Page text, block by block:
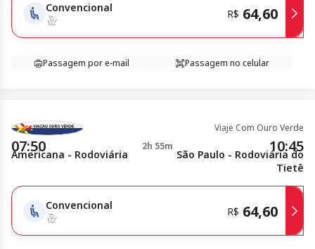
Convencional R$ 64,60
Passagem por e-mail Passagem no celular
Viaje Com Ouro Verde
07:50 2h 55m 10:45
Americana - Rodoviária
São Paulo - Rodoviária do
Tietê
Convencional R$ 64,60